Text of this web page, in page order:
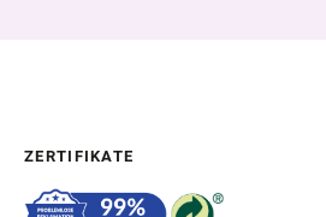
ZERTIFIKATE